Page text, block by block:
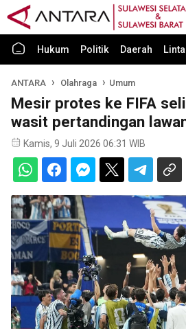
Hukum Politik Daerah
ANTARA Olahraga Umum
Mesir protes ke FIFA
wasit pertandingan
Kamis, 9 Juli 2026 06:31 WIB